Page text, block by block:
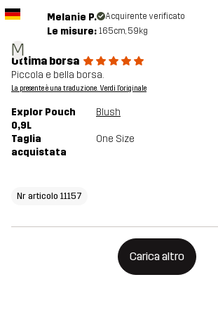
M
Melanie P. Acquirente verificato
Le misure: 165cm, 59kg
Ottima borsa
Piccola e bella borsa.
La presente è una traduzione. Verdi l'originale
Explor Pouch
0,9L
Blush
Taglia
acquistata
One Size
Nr articolo 11157
Carica altro